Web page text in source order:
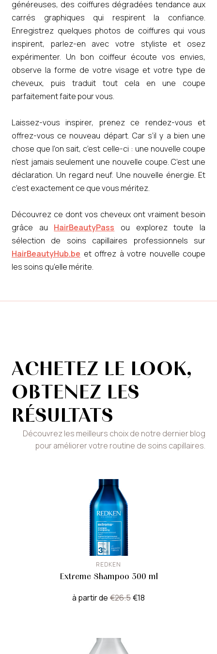
généreuses, des coiffures dégradées tendance aux
carrés graphiques qui respirent la confiance.
Enregistrez quelques photos de coiffures qui vous
inspirent, parlez-en avec votre styliste et osez
expérimenter. Un bon coiffeur écoute vos envies,
observe la forme de votre visage et votre type de
cheveux, puis traduit tout cela en une coupe
parfaitement faite pour vous.
Laissez-vous inspirer, prenez ce rendez-vous et
offrez-vous ce nouveau départ. Car s’il y a bien une
chose que l’on sait, c’est celle-ci : une nouvelle coupe
n’est jamais seulement une nouvelle coupe. C’est une
déclaration. Un regard neuf. Une nouvelle énergie. Et
c’est exactement ce que vous méritez.
Découvrez ce dont vos cheveux ont vraiment besoin
grâce au HairBeautyPass ou explorez toute la
sélection de soins capillaires professionnels sur
HairBeautyHub.be et offrez à votre nouvelle coupe
les soins qu’elle mérite.
ACHETEZ LE LOOK,
OBTENEZ LES
RÉSULTATS
Découvrez les meilleurs choix de notre dernier blog
pour améliorer votre routine de soins capillaires.
REDKEN
Extreme Shampoo 300 ml
à partir de €26.5€18